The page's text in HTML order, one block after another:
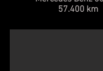
57.400 km